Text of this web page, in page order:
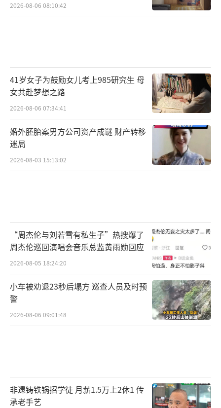
2026-08-06 08:10:42
41岁女子为鼓励女儿考上985研究生 母
女共赴梦想之路
2026-08-06 07:34:41
婚外胚胎案男方公司资产成谜 财产转移
迷局
2026-08-03 15:13:02
“周杰伦与刘若雪有私生子”热搜爆了
周杰伦巡回演唱会音乐总监黄雨勋回应
2026-08-05 18:24:20
小车被劝退23秒后塌方 巡查人员及时预
警
2026-08-06 09:01:48
非遗铸铁锅招学徒 月薪1.5万上2休1 传
承老手艺